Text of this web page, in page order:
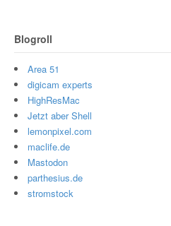
Blogroll
Area 51
digicam experts
HighResMac
Jetzt aber Shell
lemonpixel.com
maclife.de
Mastodon
parthesius.de
stromstock